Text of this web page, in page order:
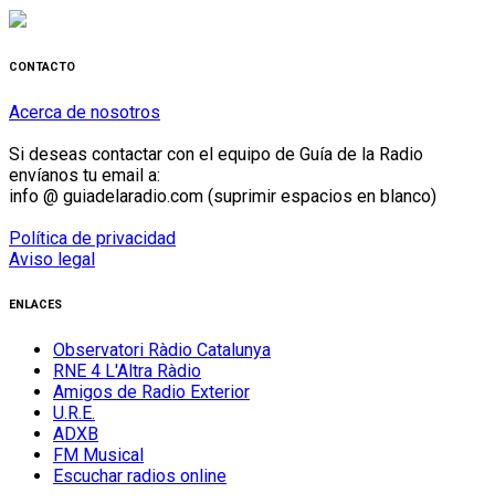
CONTACTO
Acerca de nosotros
Si deseas contactar con el equipo de Guía de la Radio
envíanos tu email a:
info @ guiadelaradio.com (suprimir espacios en blanco)
Política de privacidad
Aviso legal
ENLACES
Observatori Ràdio Catalunya
RNE 4 L'Altra Ràdio
Amigos de Radio Exterior
U.R.E.
ADXB
FM Musical
Escuchar radios online